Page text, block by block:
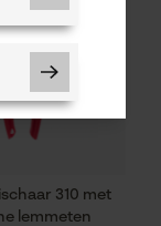
310 met
lemmeten